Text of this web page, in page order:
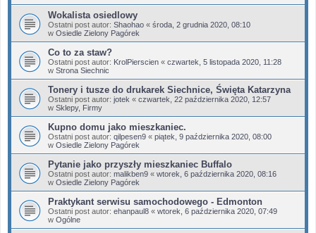
Wokalista osiedlowy
Ostatni post autor: Shaohao « środa, 2 grudnia 2020, 08:10
w Osiedle Zielony Pagórek
Co to za staw?
Ostatni post autor: KrolPierscien « czwartek, 5 listopada 2020, 11:28
w Strona Siechnic
Tonery i tusze do drukarek Siechnice, Święta Katarzyna
Ostatni post autor: jotek « czwartek, 22 października 2020, 12:57
w Sklepy, Firmy
Kupno domu jako mieszkaniec.
Ostatni post autor: qilpesen9 « piątek, 9 października 2020, 08:00
w Osiedle Zielony Pagórek
Pytanie jako przyszły mieszkaniec Buffalo
Ostatni post autor: malikben9 « wtorek, 6 października 2020, 08:16
w Osiedle Zielony Pagórek
Praktykant serwisu samochodowego - Edmonton
Ostatni post autor: ehanpaul8 « wtorek, 6 października 2020, 07:49
w Ogólne